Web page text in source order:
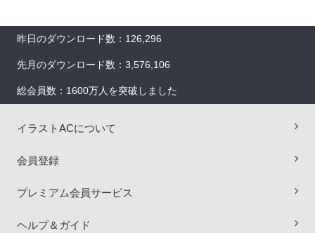
昨日のダウンロード数：126,296
先月のダウンロード数：3,576,106
総会員数：1600万人を突破しました
イラストACについて
会員登録
プレミアム会員サービス
ヘルプ＆ガイド